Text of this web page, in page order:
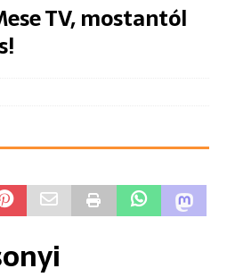
TV, mostantól